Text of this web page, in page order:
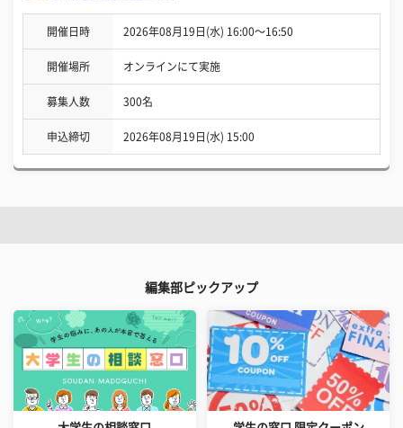
開催日時 2026年08月19日(水) 16:00〜16:50
開催場所 オンラインにて実施
募集人数 300名
申込締切 2026年08月19日(水) 15:00
編集部ピックアップ